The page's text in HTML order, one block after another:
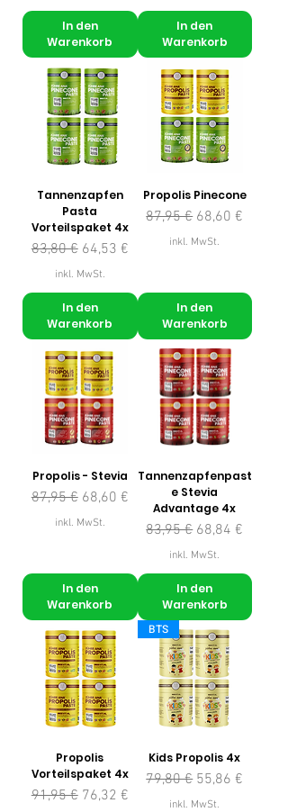
In den
Warenkorb
In den
Warenkorb
Tannenzapfen
Pasta
Vorteilspaket 4x
Standardpreis
83,80 € Sale-Preis
64,53 €
inkl. MwSt.
In den
Warenkorb
Propolis Pinecone
Standardpreis
87,95 € Sale-Preis
68,60 €
inkl. MwSt.
In den
Warenkorb
Propolis - Stevia
Standardpreis
87,95 € Sale-Preis
68,60 €
inkl. MwSt.
In den
Warenkorb
Tannenzapfenpast
e Stevia
Advantage 4x
Standardpreis
83,95 € Sale-Preis
68,84 €
inkl. MwSt.
In den
Warenkorb
Propolis
Vorteilspaket 4x
Standardpreis
91,95 € Sale-Preis
76,32 €
BTS
Kids Propolis 4x
Standardpreis
79,80 € Sale-Preis
55,86 €
inkl. MwSt.